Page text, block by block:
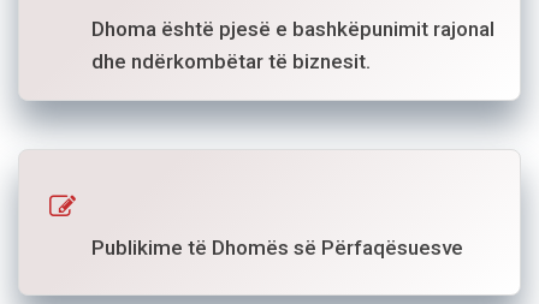
Dhoma është pjesë e bashkëpunimit rajonal
dhe ndërkombëtar të biznesit.
Publikime të Dhomës së Përfaqësuesve